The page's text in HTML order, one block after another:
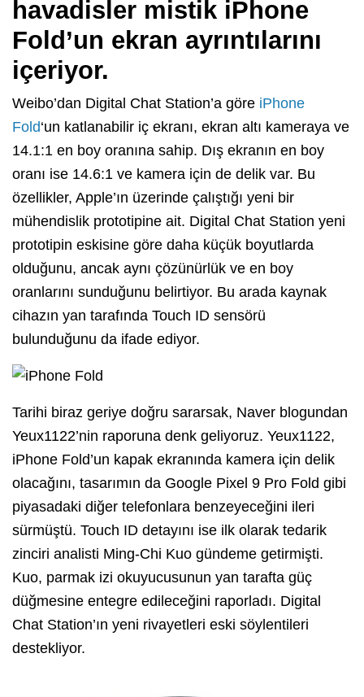
havadisler mistik iPhone
Fold’un ekran ayrıntılarını
içeriyor.
Weibo’dan Digital Chat Station’a göre iPhone
Fold‘un katlanabilir iç ekranı, ekran altı kameraya ve
14.1:1 en boy oranına sahip. Dış ekranın en boy
oranı ise 14.6:1 ve kamera için de delik var. Bu
özellikler, Apple’ın üzerinde çalıştığı yeni bir
mühendislik prototipine ait. Digital Chat Station yeni
prototipin eskisine göre daha küçük boyutlarda
olduğunu, ancak aynı çözünürlük ve en boy
oranlarını sunduğunu belirtiyor. Bu arada kaynak
cihazın yan tarafında Touch ID sensörü
bulunduğunu da ifade ediyor.
Tarihi biraz geriye doğru sararsak, Naver blogundan
Yeux1122’nin raporuna denk geliyoruz. Yeux1122,
iPhone Fold’un kapak ekranında kamera için delik
olacağını, tasarımın da Google Pixel 9 Pro Fold gibi
piyasadaki diğer telefonlara benzeyeceğini ileri
sürmüştü. Touch ID detayını ise ilk olarak tedarik
zinciri analisti Ming-Chi Kuo gündeme getirmişti.
Kuo, parmak izi okuyucusunun yan tarafta güç
düğmesine entegre edileceğini raporladı. Digital
Chat Station’ın yeni rivayetleri eski söylentileri
destekliyor.